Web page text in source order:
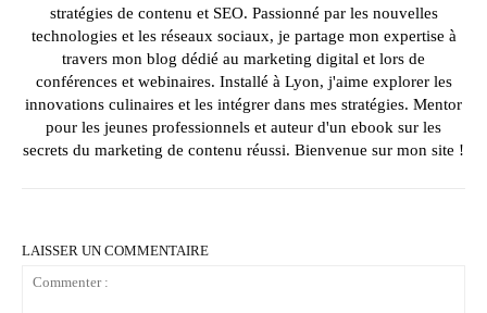
stratégies de contenu et SEO. Passionné par les nouvelles
technologies et les réseaux sociaux, je partage mon expertise à
travers mon blog dédié au marketing digital et lors de
conférences et webinaires. Installé à Lyon, j'aime explorer les
innovations culinaires et les intégrer dans mes stratégies. Mentor
pour les jeunes professionnels et auteur d'un ebook sur les
secrets du marketing de contenu réussi. Bienvenue sur mon site !
LAISSER UN COMMENTAIRE